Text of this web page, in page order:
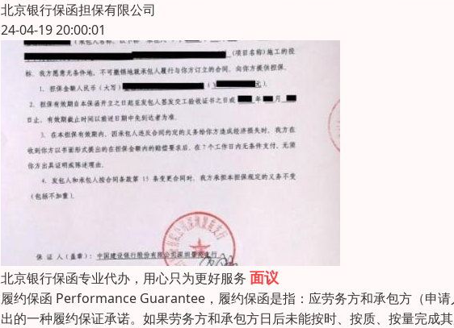
北京银行保函担保有限公司
24-04-19 20:00:01
北京银行保函专业代办，用心只为更好服务 面议
履约保函 Performance Guarantee，履约保函是指：应劳务方和承包方（申
出的一种履约保证承诺。如果劳务方和承包方日后未能按时、按质、按量完成